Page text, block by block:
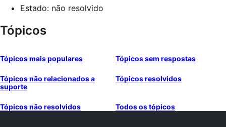
Estado: não resolvido
Tópicos
Tópicos mais populares Tópicos sem respostas
Tópicos não relacionados a
suporte
Tópicos resolvidos
Tópicos não resolvidos Todos os tópicos